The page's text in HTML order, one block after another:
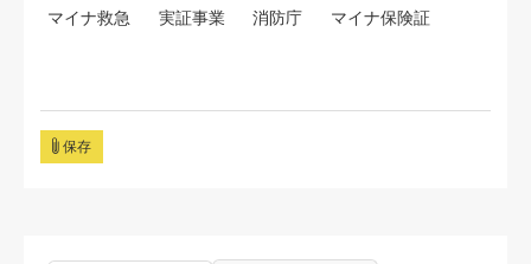
マイナ救急 実証事業 消防庁 マイナ保険証
保存